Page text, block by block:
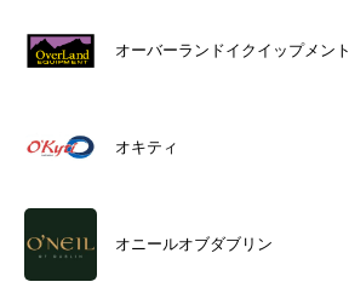
オーバーランドイクイップメント
オキティ
オニールオブダブリン